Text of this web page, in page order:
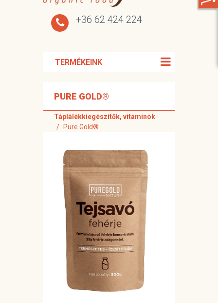
+36 62 424 224
TERMÉKEINK
PURE GOLD®
Táplálékkiegészítők, vitaminok
Pure Gold®